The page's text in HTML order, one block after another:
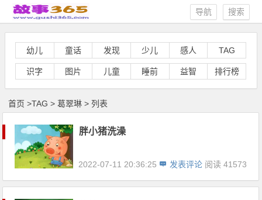
搜索
导航
幼儿 童话 发现 少儿 感人 TAG
识字 图片 儿童 睡前 益智 排行榜
首页 >TAG >葛翠琳 > 列表
胖小猪洗澡
2022-07-11 20:36:25 发表评论 阅读 41573